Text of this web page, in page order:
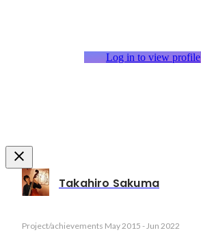
Log in to view profile
Takahiro Sakuma
Project/achievements May 2015 -Jun 2022